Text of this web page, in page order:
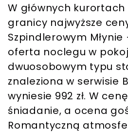
W głównych
granicy najwyższe
Szpindlerowym
oferta noclegu w
dwuosobowym typu
znaleziona w serwisie
wyniesie 992 zł. W
śniadanie, a ocena
Romantyczną